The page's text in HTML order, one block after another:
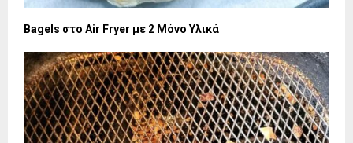
Bagels στο Air Fryer με 2 Μόνο Υλικά